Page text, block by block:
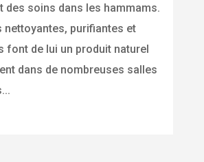
des soins dans les hammams.
nettoyantes, purifiantes et
font de lui un produit naturel
dans de nombreuses salles